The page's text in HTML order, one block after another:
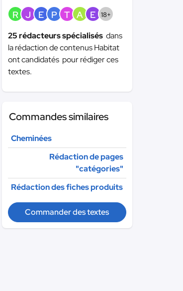
R J E P T A E 18+
25 rédacteurs spécialisés dans
la rédaction de contenus Habitat
ont candidatés pour rédiger ces
textes.
Commandes similaires
Cheminées
Rédaction de pages
"catégories"
Rédaction des fiches produits
Commander des textes